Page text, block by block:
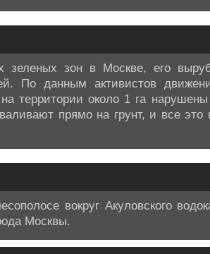
зеленых зон в Москве, его
По данным активистов
территории около 1 га
прямо на грунт, и все это
вокруг Акуловского
Москвы.